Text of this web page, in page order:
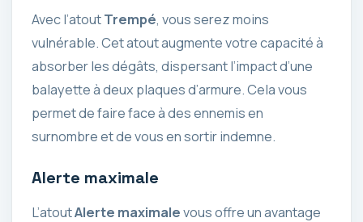
Avec l’atoutTrempé, vous serez moins
vulnérable. Cet atout augmente votre capacité à
absorber les dégâts, dispersant l’impact d’une
balayette à deux plaques d’armure. Cela vous
permet de faire face à des ennemis en
surnombre et de vous en sortir indemne.
Alerte maximale
L’atoutAlerte maximalevous offre un avantage